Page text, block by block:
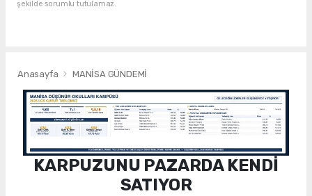
şekilde sorumlu tutulamaz.
Anasayfa MANİSA GÜNDEMİ
KARPUZUNU PAZARDA KENDİ
SATIYOR